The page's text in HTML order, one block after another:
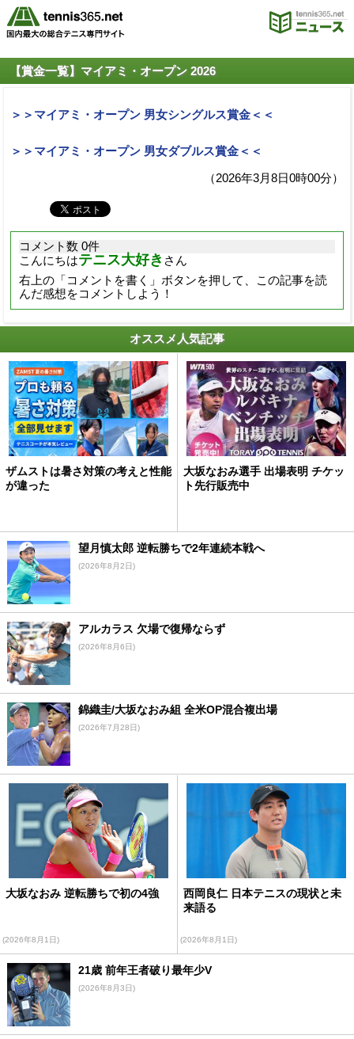
【賞金一覧】マイアミ・オープン 2026
＞＞マイアミ・オープン 男女シングルス賞金＜＜
＞＞マイアミ・オープン 男女ダブルス賞金＜＜
（2026年3月8日0時00分）
コメント数 0件
こんにちはテニス大好き さん
右上の「コメントを書く」ボタンを押して、この記事を読
んだ感想をコメントしよう！
オススメ人気記事
ザムストは暑さ対策の考えと性能
が違った
大坂なおみ選手 出場表明 チケッ
ト先行販売中
望月慎太郎 逆転勝ちで2年連続本戦へ
(2026年8月2日)
アルカラス 欠場で復帰ならず
(2026年8月6日)
錦織圭/大坂なおみ組 全米OP混合複出場
(2026年7月28日)
大坂なおみ 逆転勝ちで初の4強
(2026年8月1日)
西岡良仁 日本テニスの現状と未
来語る
(2026年8月1日)
21歳 前年王者破り最年少V
(2026年8月3日)